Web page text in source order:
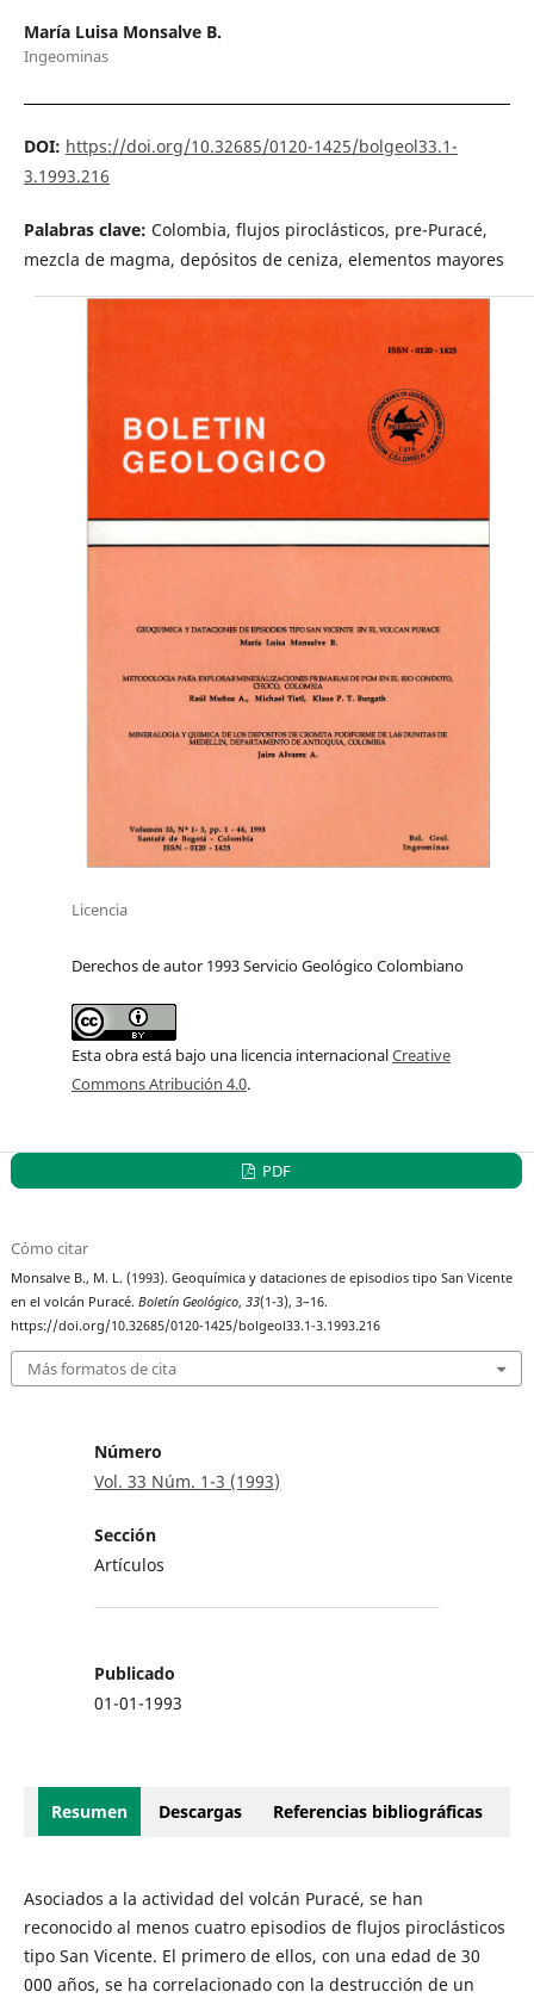
María Luisa Monsalve B.
Ingeominas
DOI: https://doi.org/10.32685/0120-1425/bolgeol33.1-
3.1993.216
Palabras clave: Colombia, flujos piroclásticos, pre-Puracé,
mezcla de magma, depósitos de ceniza, elementos mayores
Licencia
Derechos de autor 1993 Servicio Geológico Colombiano
Esta obra está bajo una licencia internacionalCreative
Commons Atribución 4.0.
PDF
Cómo citar
Monsalve B., M. L. (1993). Geoquímica y dataciones de episodios tipo San Vicente
en el volcán Puracé.Boletín Geológico,33(1-3), 3–16.
https://doi.org/10.32685/0120-1425/bolgeol33.1-3.1993.216
Más formatos de cita
Número
Vol. 33 Núm. 1-3 (1993)
Sección
Artículos
Publicado
01-01-1993
Resumen Descargas Referencias bibliográficas
Asociados a la actividad del volcán Puracé, se han
reconocido al menos cuatro episodios de flujos piroclásticos
tipo San Vicente. El primero de ellos, con una edad de 30
000 años, se ha correlacionado con la destrucción de un